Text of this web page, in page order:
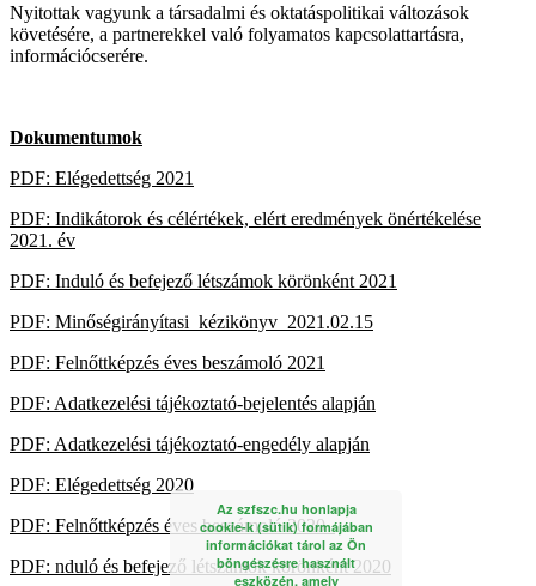
Nyitottak vagyunk a társadalmi és oktatáspolitikai változások
követésére, a partnerekkel való folyamatos kapcsolattartásra,
információcserére.
Dokumentumok
PDF: Elégedettség 2021
PDF: Indikátorok és célértékek, elért eredmények önértékelése
2021. év
PDF: Induló és befejező létszámok körönként 2021
PDF: Minőségirányítasi_kézikönyv_2021.02.15
PDF: Felnőttképzés éves beszámoló 2021
PDF: Adatkezelési tájékoztató-bejelentés alapján
PDF: Adatkezelési tájékoztató-engedély alapján
PDF: Elégedettség 2020
PDF: Felnőttképzés éves beszámoló 2020_
PDF: nduló és befejező létszámok körönként 2020
Az szfszc.hu honlapja
cookie-k (sütik) formájában
információkat tárol az Ön
böngészésre használt
eszközén, amely